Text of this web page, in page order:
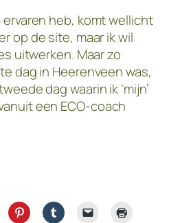
heb, komt wellicht
op de site, maar ik wil
uitwerken. Maar zo
dag in Heerenveen was,
dag waarin ik ‘mijn’
een ECO-coach